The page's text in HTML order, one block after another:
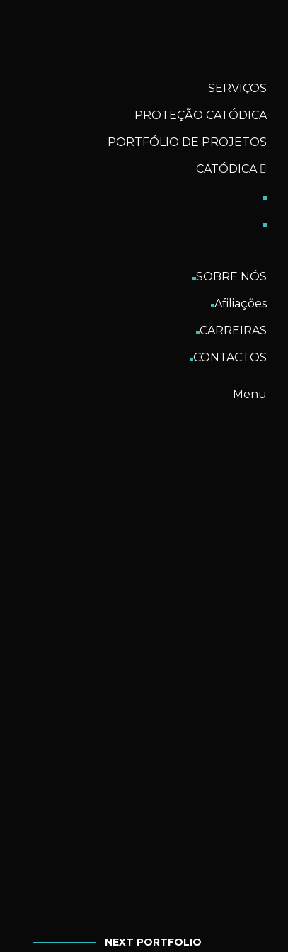
SERVIÇOS
PROTEÇÃO CATÓDICA
PORTFÓLIO DE PROJETOS
CATÓDICA
SOBRE NÓS
Afiliações
CARREIRAS
CONTACTOS
Menu
NEXT PORTFOLIO